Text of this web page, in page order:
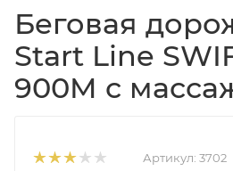
Беговая
Start Line
900M с
Артикул: 3702